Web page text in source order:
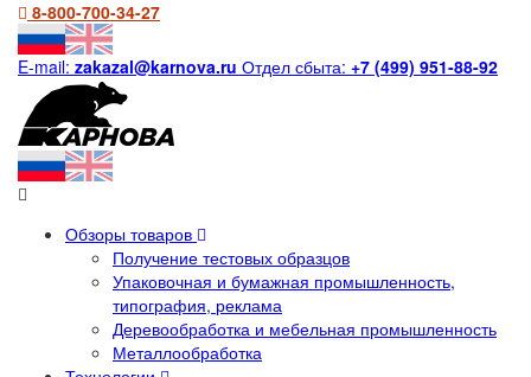
8-800-700-34-27
E-mail: zakazal@karnova.ru Отдел сбыта: +7 (499) 951-88-92
Обзоры товаров
Получение тестовых образцов
Упаковочная и бумажная промышленность,
типография, реклама
Деревообработка и мебельная промышленность
Металлообработка